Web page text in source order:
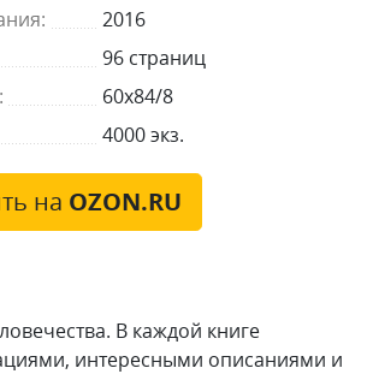
2016
96 страниц
60x84/8
4000 экз.
на OZON.RU
В каждой книге
интересными описаниями и